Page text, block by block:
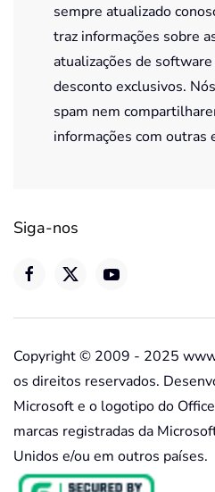
sempre atualizado
traz informações sobre
atualizações de
desconto exclusivos.
spam nem
informações com outras
Siga-nos
Copyright © 2009 - 2025
os direitos reservados.
Microsoft e o logotipo do
marcas registradas da
Unidos e/ou em outros países.